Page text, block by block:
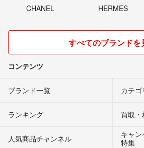
CHANEL HERMES
すべてのブランドを
コンテンツ
ブランド一覧 カテ
ランキング 買取
人気商品チャンネル
キャ
特集